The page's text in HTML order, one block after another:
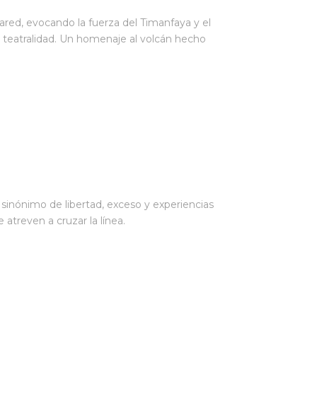
evocando la fuerza del Timanfaya y el
Un homenaje al volcán hecho
de libertad, exceso y experiencias
atreven a cruzar la línea.